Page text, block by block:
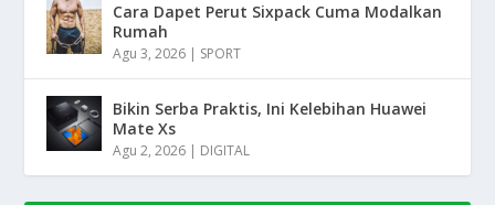
Cara Dapet Perut Sixpack Cuma Modalkan
Rumah
Agu 3, 2026 | SPORT
Bikin Serba Praktis, Ini Kelebihan Huawei
Mate Xs
Agu 2, 2026 | DIGITAL